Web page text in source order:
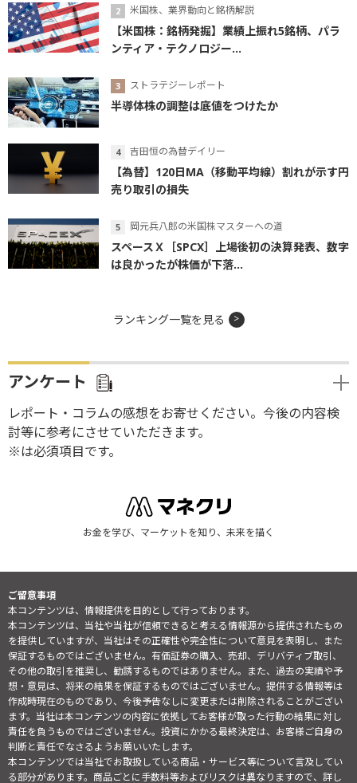
米国株、業界動向と銘柄解説
【米国株：銘柄発掘】業績上振れ5銘柄、パラ
ンティア・テクノロジー...
ストラテジーレポート
半導体株の調整は底値をつけたか
吉田恒の為替デイリー
【為替】120日MA（移動平均線）割れが示す円
売り取引の損失
岡元兵八郎の米国株マスターへの道
スペースＸ［SPCX］上場後初の決算発表、数字
は良かったが株価が下落...
ランキング一覧を見る
アンケート
レポート・コラムの感想をお寄せください。今後の内容検
討等に参考にさせていただきます。
※は必須項目です。
お金を学び、マーケットを知り、未来を描く
ご留意事項
本コンテンツは、情報提供を目的として行っております。
本コンテンツは、当社や当社が信頼できると考える情報源から提供されたもの
を提供していますが、当社はその正確性や完全性について意見を表明し、また
保証するものではございません。有価証券の購入、売却、デリバティブ取引、
その他の取引を推奨し、勧誘するものではありません。また、過去の実績や予
想・意見は、将来の結果を保証するものではございません。提供する情報等は
作成時現在のものであり、今後予告なしに変更または削除されることがござい
ます。当社は本コンテンツの内容に依拠してお客様が取った行動の結果に対し
責任を負うものではございません。投資にかかる最終決定は、お客様ご自身の
判断と責任でなさるようお願いいたします。
本コンテンツでは当社でお取扱している商品・サービス等について言及してい
る部分があります。商品ごとに手数料等およびリスクは異なりますので、詳し